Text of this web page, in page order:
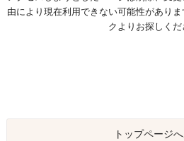
由により現在利用できない可能性があり
クよりお探しくだ
トップページ